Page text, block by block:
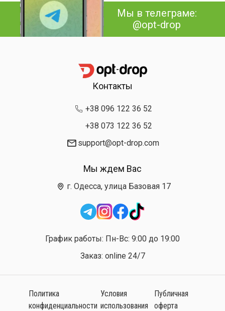
Мы в телеграме:
@opt-drop
Контакты
+38 096 122 36 52
+38 073 122 36 52
support@opt-drop.com
Мы ждем Вас
г. Одесса, улица Базовая 17
График работы: Пн-Вс: 9:00 до 19:00
Заказ: online 24/7
Политика
конфиденциальности
Условия
использования
Публичная
оферта